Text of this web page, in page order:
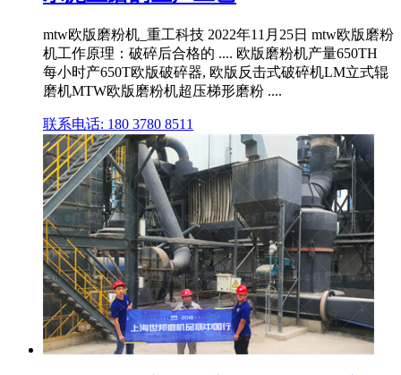
mtw欧版磨粉机_重工科技 2022年11月25日 mtw欧版磨粉
机工作原理：破碎后合格的 .... 欧版磨粉机产量650TH
每小时产650T欧版破碎器, 欧版反击式破碎机LM立式辊
磨机MTW欧版磨粉机超压梯形磨粉 ....
联系电话: 180 3780 8511